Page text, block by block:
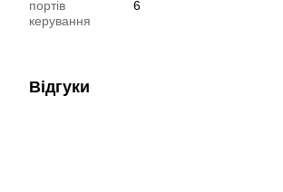
портів
керування
6
Відгуки